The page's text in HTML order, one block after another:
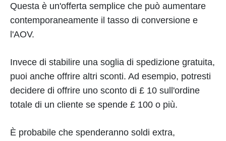
Questa è un'offerta semplice che può aumentare
contemporaneamente il tasso di conversione e
l'AOV.
Invece di stabilire una soglia di spedizione gratuita,
puoi anche offrire altri sconti. Ad esempio, potresti
decidere di offrire uno sconto di £ 10 sull'ordine
totale di un cliente se spende £ 100 o più.
È probabile che spenderanno soldi extra,